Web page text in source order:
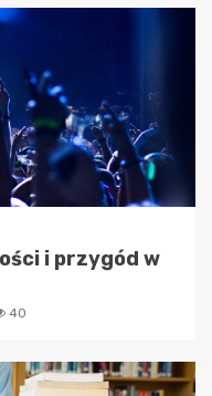
i przygód w
40